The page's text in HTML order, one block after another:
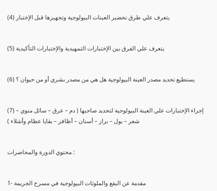
(4) يتعرف علي طرق تحضير العينات البيولوجية وتجهيزها قبل الإختبار
(5) يتعرف علي الفرق بين الإختبارات التمهيدية والإختبارات التأكيدية
(6) يستطيع تحديد مصدر العينة البيولوجية هل هي من مصدر بشري أو من حيوان ؟
(7) إجراء الإختبارات علي العينة البيولوجية لتحديد صاحبها ( دم – عرق – سائل منوي –
شعر – بول – براز – أسنان – أظافر – بقايا عظام وأشلاء )
محتوي الدورة والمحاضرات :
1- مقدمة عن البقع والملوثات البيولوجية في مسرح الجريمة